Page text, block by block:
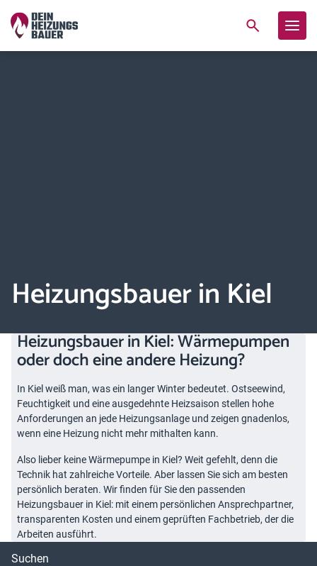
Heizungsbauer in Kiel
Heizungsbauer in Kiel: Wärmepumpen
oder doch eine andere Heizung?
In Kiel weiß man, was ein langer Winter bedeutet. Ostseewind,
Feuchtigkeit und eine ausgedehnte Heizsaison stellen hohe
Anforderungen an jede Heizungsanlage und zeigen gnadenlos,
wenn eine Heizung nicht mehr mithalten kann.
Also lieber keine Wärmepumpe in Kiel? Weit gefehlt, denn die
Technik hat zahlreiche Vorteile. Aber lassen Sie sich am besten
persönlich beraten. Wir finden für Sie den passenden
Heizungsbauer in Kiel: mit einem persönlichen Ansprechpartner,
transparenten Kosten und einem geprüften Fachbetrieb, der die
Arbeiten ausführt.
Suchen